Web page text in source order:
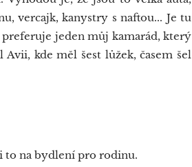
vercajk, kanystry s naftou... Je tu
jeden můj kamarád, který
kde měl šest lůžek, časem šel
to na bydlení pro rodinu.